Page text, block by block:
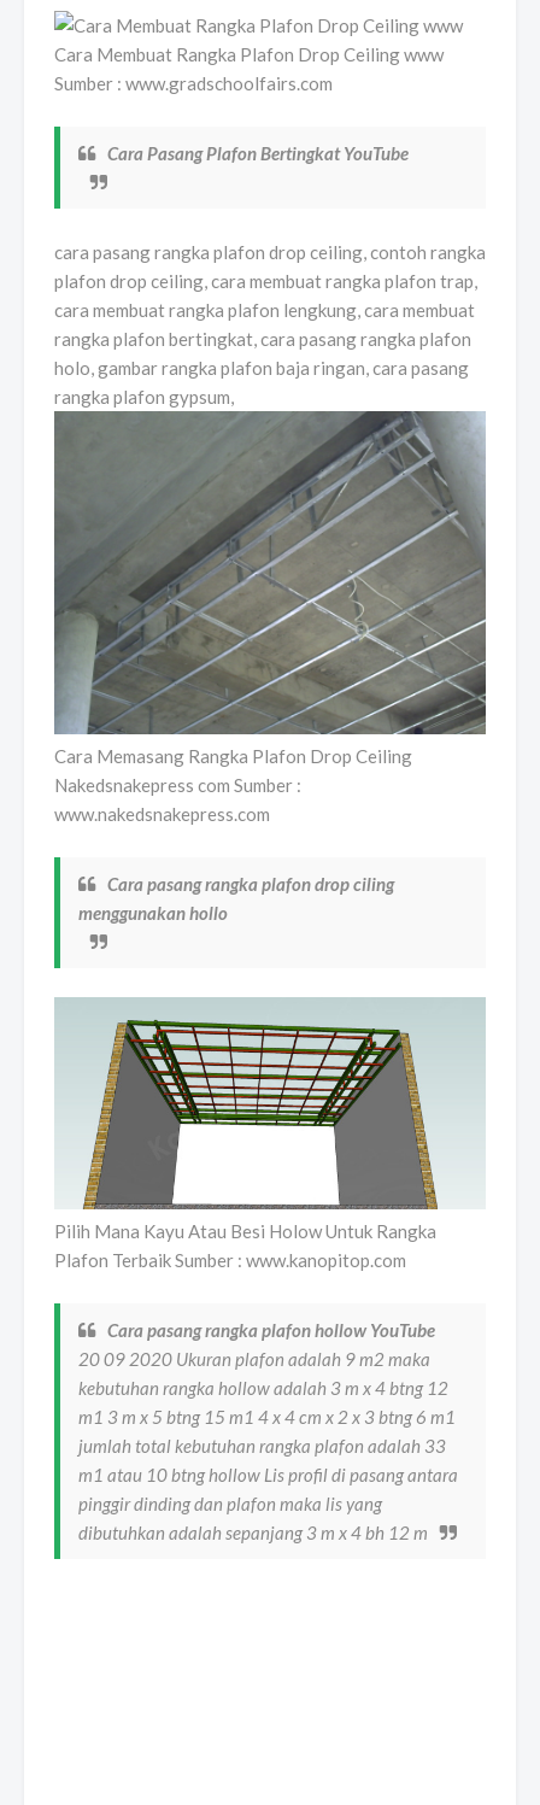
Cara Membuat Rangka Plafon Drop Ceiling www
Sumber : www.gradschoolfairs.com
Cara Pasang Plafon Bertingkat YouTube
cara pasang rangka plafon drop ceiling, contoh rangka
plafon drop ceiling, cara membuat rangka plafon trap,
cara membuat rangka plafon lengkung, cara membuat
rangka plafon bertingkat, cara pasang rangka plafon
holo, gambar rangka plafon baja ringan, cara pasang
rangka plafon gypsum,
Cara Memasang Rangka Plafon Drop Ceiling
Nakedsnakepress com Sumber :
www.nakedsnakepress.com
Cara pasang rangka plafon drop ciling
menggunakan hollo
Pilih Mana Kayu Atau Besi Holow Untuk Rangka
Plafon Terbaik Sumber : www.kanopitop.com
Cara pasang rangka plafon hollow YouTube
20 09 2020 Ukuran plafon adalah 9 m2 maka
kebutuhan rangka hollow adalah 3 m x 4 btng 12
m1 3 m x 5 btng 15 m1 4 x 4 cm x 2 x 3 btng 6 m1
jumlah total kebutuhan rangka plafon adalah 33
m1 atau 10 btng hollow Lis profil di pasang antara
pinggir dinding dan plafon maka lis yang
dibutuhkan adalah sepanjang 3 m x 4 bh 12 m